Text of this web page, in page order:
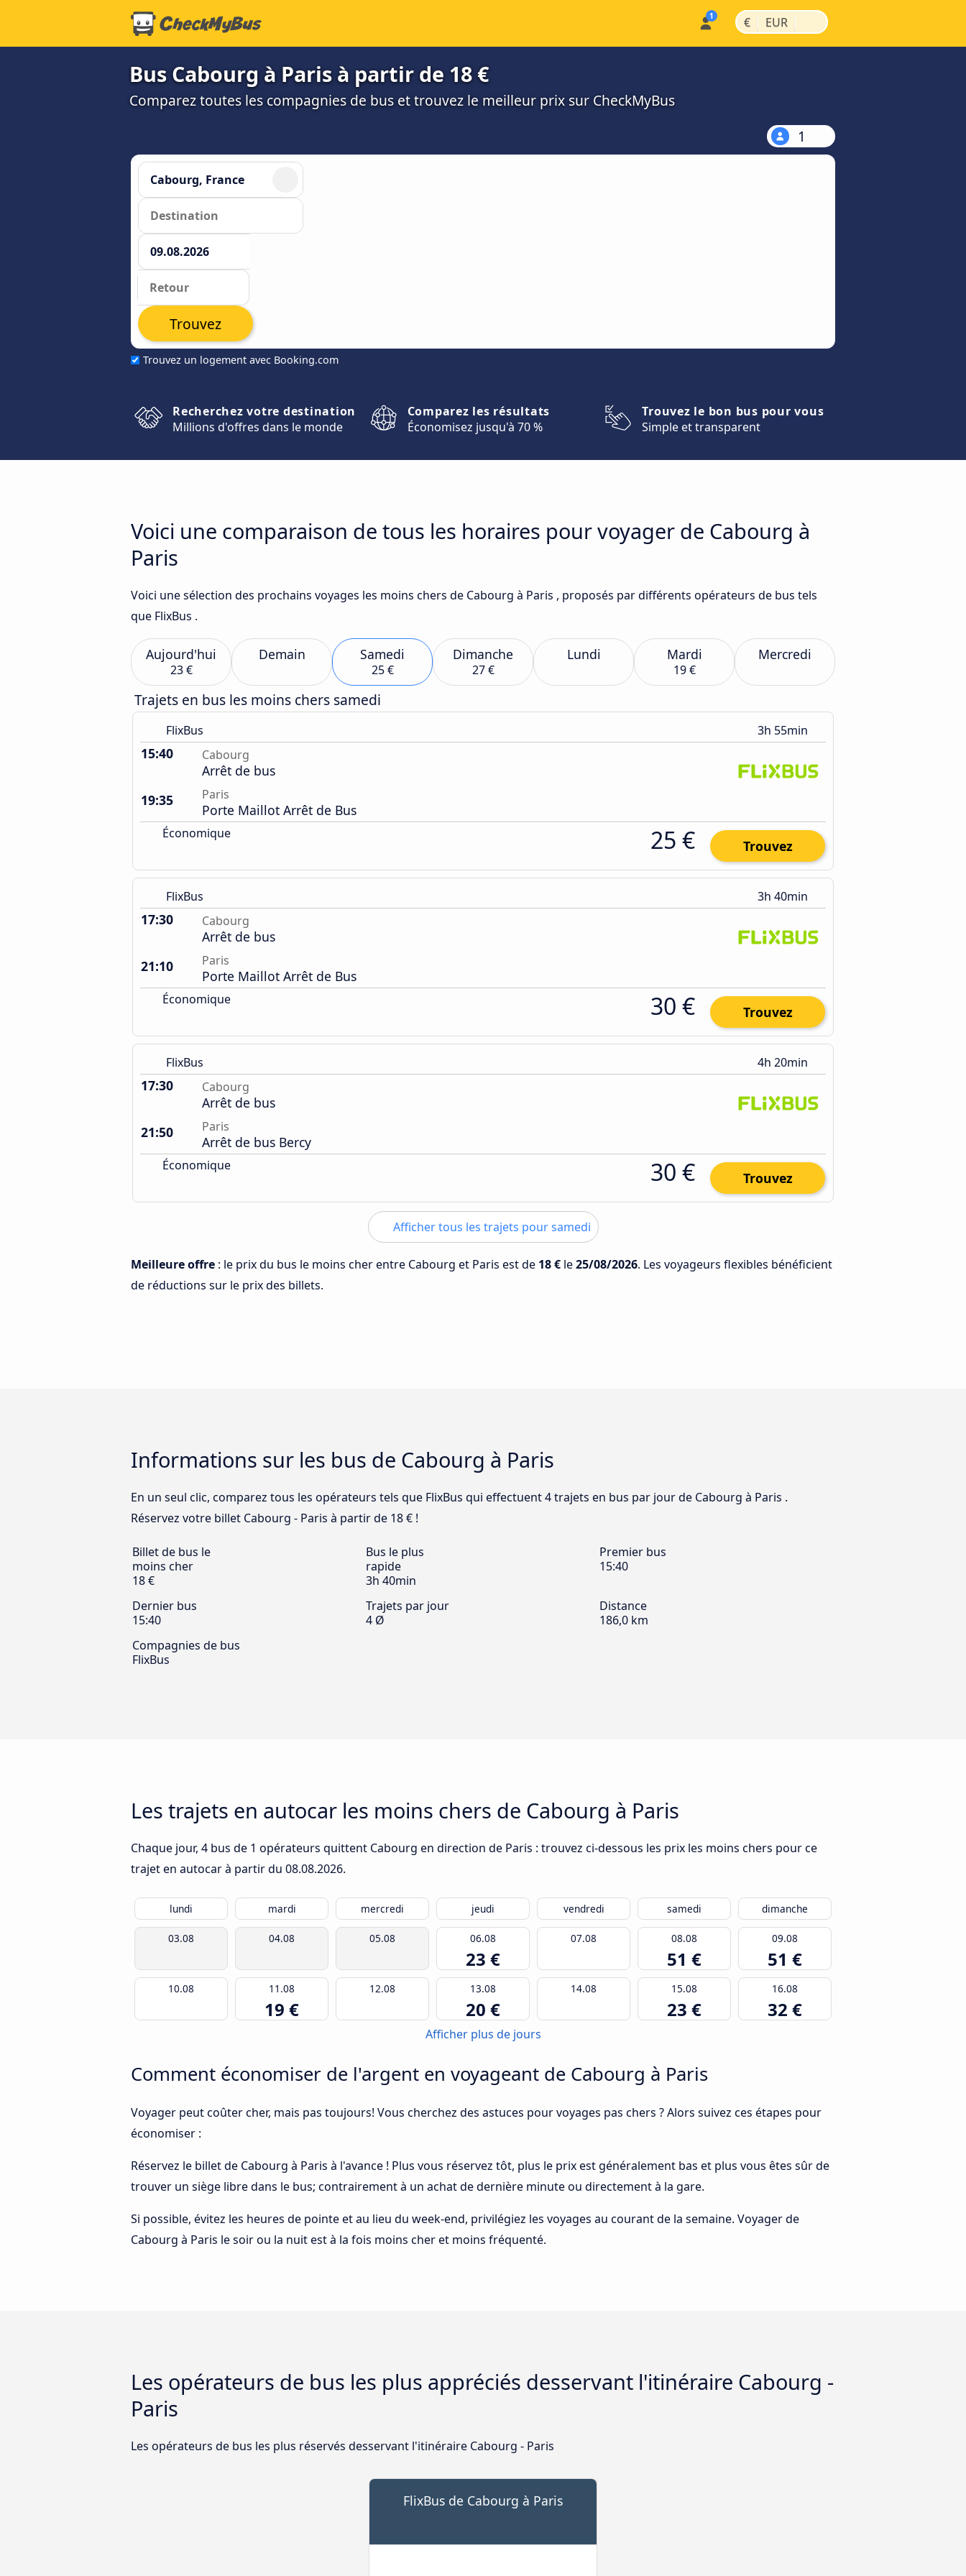
€ | EUR |
Bus Cabourg à Paris à partir de 18 €
Comparez toutes les compagnies de bus et trouvez le meilleur prix sur CheckMyBus
1
Trouvez un logement avec Booking.com
Trouvez
Recherchez votre destination
Millions d'offres dans le monde
Comparez les résultats
Économisez jusqu'à 70 %
Trouvez le bon bus pour vous
Simple et transparent
Voici une comparaison de tous les horaires pour voyager de Cabourg à
Paris
Voici une sélection des prochains voyages les moins chers de Cabourg à Paris , proposés par différents opérateurs de bus tels
que FlixBus .
Aujourd'hui
23 €
Demain Samedi
25 €
Dimanche
27 €
Lundi Mardi
19 €
Mercredi
Trajets en bus les moins chers samedi
FlixBus 3h 55min
15:40 Cabourg
Arrêt de bus
19:35
Paris
Porte Maillot Arrêt de Bus
Économique 25 € Trouvez
FlixBus 3h 40min
17:30 Cabourg
Arrêt de bus
21:10
Paris
Porte Maillot Arrêt de Bus
Économique 30 € Trouvez
FlixBus 4h 20min
17:30 Cabourg
Arrêt de bus
21:50
Paris
Arrêt de bus Bercy
Économique 30 € Trouvez
Afficher tous les trajets pour samedi
Meilleure offre : le prix du bus le moins cher entre Cabourg et Paris est de 18 € le25/08/2026. Les voyageurs flexibles bénéficient
de réductions sur le prix des billets.
Informations sur les bus de Cabourg à Paris
En un seul clic, comparez tous les opérateurs tels que FlixBus qui effectuent 4 trajets en bus par jour de Cabourg à Paris .
Réservez votre billet Cabourg - Paris à partir de 18 € !
Billet de bus le
moins cher
18 €
Bus le plus
rapide
3h 40min
Premier bus
15:40
Dernier bus
15:40
Trajets par jour
4 Ø
Distance
186,0 km
Compagnies de bus
FlixBus
Les trajets en autocar les moins chers de Cabourg à Paris
Chaque jour, 4 bus de 1 opérateurs quittent Cabourg en direction de Paris : trouvez ci-dessous les prix les moins chers pour ce
trajet en autocar à partir du 08.08.2026.
lundi mardi mercredi jeudi vendredi samedi dimanche
03.08 04.08 05.08 06.08
23 €
07.08 08.08
51 €
09.08
51 €
10.08 11.08
19 €
12.08 13.08
20 €
14.08 15.08
23 €
16.08
32 €
Afficher plus de jours
Comment économiser de l'argent en voyageant de Cabourg à Paris
Voyager peut coûter cher, mais pas toujours! Vous cherchez des astuces pour voyages pas chers ? Alors suivez ces étapes pour
économiser :
Réservez le billet de Cabourg à Paris à l'avance ! Plus vous réservez tôt, plus le prix est généralement bas et plus vous êtes sûr de
trouver un siège libre dans le bus; contrairement à un achat de dernière minute ou directement à la gare.
Si possible, évitez les heures de pointe et au lieu du week-end, privilégiez les voyages au courant de la semaine. Voyager de
Cabourg à Paris le soir ou la nuit est à la fois moins cher et moins fréquenté.
Les opérateurs de bus les plus appréciés desservant l'itinéraire Cabourg -
Paris
Les opérateurs de bus les plus réservés desservant l'itinéraire Cabourg - Paris
FlixBus de Cabourg à Paris